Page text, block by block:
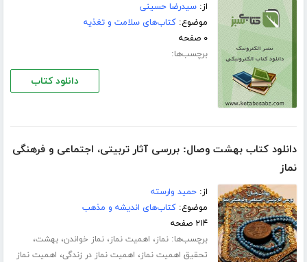
از:سیدرضا حسینى
موضوع:کتاب‌های سلامت و تغذیه
۰ صفحه
برچسب‌ها:
دانلود کتاب
دانلود کتاب بهشت وصال: بررسی آثار تربیتی، اجتماعی و فرهنگی
نماز
از:حمید وارسته
موضوع:کتاب‌های اندیشه و مذهب
۲۱۴ صفحه
برچسب‌ها:نماز، اهمیت نماز،نماز خواندن،بهشت،
تحقیق اهمیت نماز، اهمیت نماز در زندگی، اهمیت نماز